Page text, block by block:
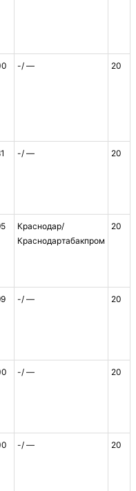
-/ — 20
-/ — 20
Краснодар/
Краснодартабакпром
20
-/ — 20
-/ — 20
-/ — 20